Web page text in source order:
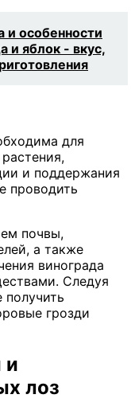
особенности
и яблок - вкус,
для
и поддержания
проводить
почвы,
а также
винограда
Следуя
грозди
и
лоз